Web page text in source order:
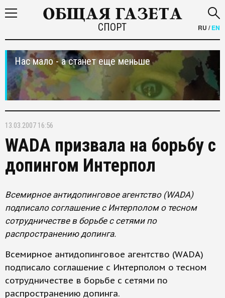
СПОРТ RU /EN
Нас мало - а станет еще меньше
13.03.2007 16:56
WADA призвала на борьбу с
допингом Интерпол
Всемирное антидопинговое агентство (WADA)
подписало соглашение с Интерполом о тесном
сотрудничестве в борьбе с сетями по
распространению допинга.
Всемирное антидопинговое агентство (WADA)
подписало соглашение с Интерполом о тесном
сотрудничестве в борьбе с сетями по
распространению допинга.